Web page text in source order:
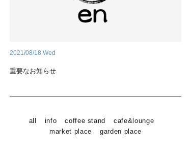
2021/08/18 Wed
重要なお知らせ
all info coffee stand
cafe&lounge
market place
garden place